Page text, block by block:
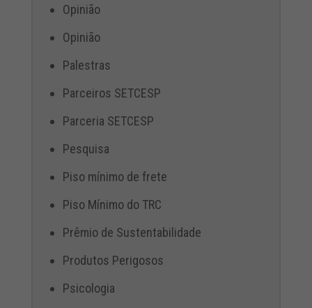
Opinião
Opinião
Palestras
Parceiros SETCESP
Parceria SETCESP
Pesquisa
Piso mínimo de frete
Piso Mínimo do TRC
Prêmio de Sustentabilidade
Produtos Perigosos
Psicologia